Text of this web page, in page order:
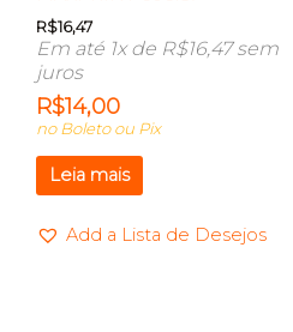
R$16,47
Em até 1x de R$16,47sem
juros
R$14,00
no Boleto ou Pix
Leia mais
Add a Lista de Desejos